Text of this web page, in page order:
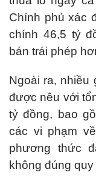
Chính phủ xác
chính 46,5 tỷ
bán trái phép
Ngoài ra, nhiều
được nêu với
tỷ đồng, bao
các vi phạm
phương thức
không đúng quy